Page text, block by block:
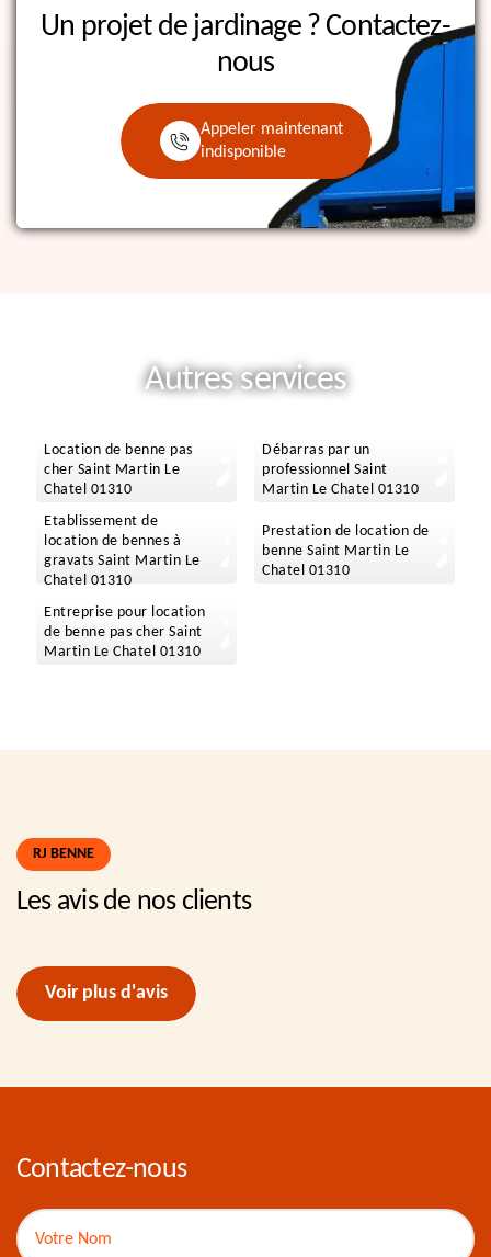
Un projet de jardinage ? Contactez-
nous
Appeler maintenant
indisponible
Autres services
Location de benne pas
cher Saint Martin Le
Chatel 01310
Débarras par un
professionnel Saint
Martin Le Chatel 01310
Etablissement de
location de bennes à
gravats Saint Martin Le
Chatel 01310
Prestation de location de
benne Saint Martin Le
Chatel 01310
Entreprise pour location
de benne pas cher Saint
Martin Le Chatel 01310
RJ BENNE
Les avis de nos clients
Voir plus d'avis
Contactez-nous